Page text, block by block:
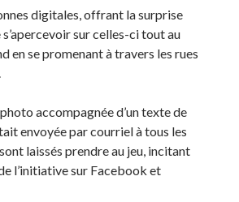
digitales, offrant la surprise
sur celles-ci tout au
en se promenant à travers les rues
accompagnée d’un texte de
envoyée par courriel à tous les
laissés prendre au jeu, incitant
l’initiative sur Facebook et